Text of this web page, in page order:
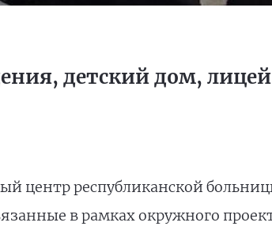
детский дом,
центр республиканской
в рамках окружного